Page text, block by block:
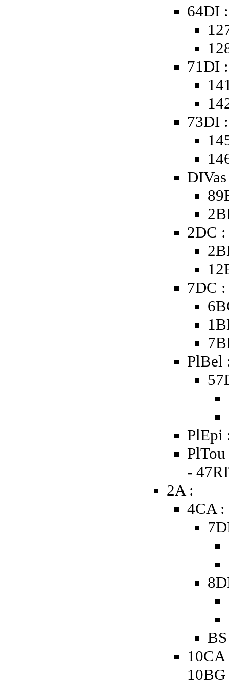
64DI :
71DI :
73DI :
2DC :
7DC :
PlBel
PlEpi
-
2A :
4CA :
10BG